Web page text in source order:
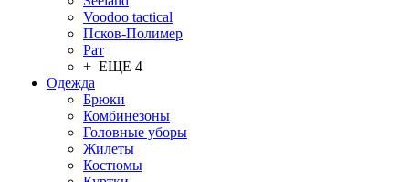
Voodoo tactical
Псков-Полимер
Рат
+ ЕЩЕ 4
Одежда
Брюки
Комбинезоны
Головные уборы
Жилеты
Костюмы